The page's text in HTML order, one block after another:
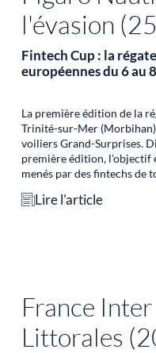
l'évasion
Fintech Cup : la
européennes du 6 au
La première édition de la
Trinité-sur-Mer
voiliers Grand-Surprises.
première édition, l’objectif
menés par des fintechs de
Lire l'article
France
Littorales